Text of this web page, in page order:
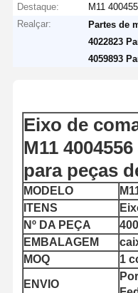
Destaque:
M11
Realçar:
Partes de
4022823
4059893
Eixo de
M11
para peças
MODELO
ITENS
Nº DA PEÇA
EMBALAGEM
MOQ
1
ENVIO